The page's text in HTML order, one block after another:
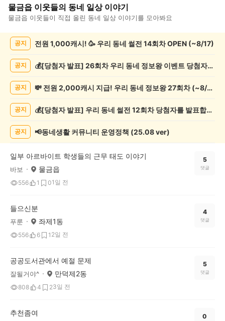
물금읍 이웃들의 동네 일상이야기
물금읍 이웃들이 직접 올린 동네 일상 이야기를 모아봐요
록
공지 전원 1,000캐시! 🥳 우리 동네 썰전 14회차 OPEN (~8/17)
공지 💰[당첨자 발표] 26회차 우리 동네 정보왕 이벤트 당첨자를 발표합니다!
공지 💸 전원 2,000캐시 지급! 우리 동네 정보왕 27회차 (~8/10)
공지 💰[당첨자 발표] 우리 동네 썰전 12회차 당첨자를 발표합니다!
공지 📢동네생활 커뮤니티 운영정책 (25.08 ver)
일부 아르바이트 학생들의 근무 태도 이야기
바보 물금읍
556 1 01일 전
5
댓글
들으신분
푸룬 좌제1동
556 6 1 2일 전
4
댓글
공공도서관에서 예절 문제
잘될거야^ 만덕제2동
808 4 23일 전
5
댓글
추천좀여 0